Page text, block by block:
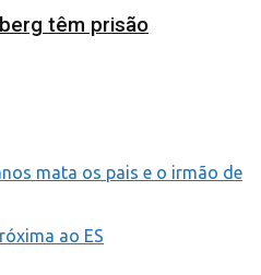
têm prisão